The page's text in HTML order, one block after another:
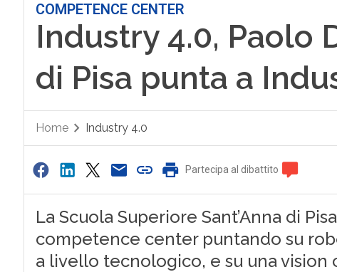
COMPETENCE CENTER
Industry 4.0, Paolo
di Pisa punta a
Home Industry 4.0
Partecipa al dibattito
La Scuola Superiore Sant’Anna di
competence center puntando su
a livello tecnologico, e su una vision